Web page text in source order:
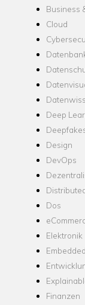
Business
Cloud
Deep
Design
DevOps
Dos
Elektronik
Embedded
Finanzen